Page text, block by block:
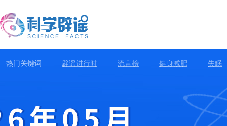
热门关键词 辟谣进行时 流言榜 健身减肥 失眠